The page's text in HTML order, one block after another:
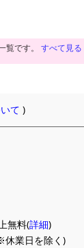
覧です。 すべて見る
て )
無料(詳細)
休業日を除く)